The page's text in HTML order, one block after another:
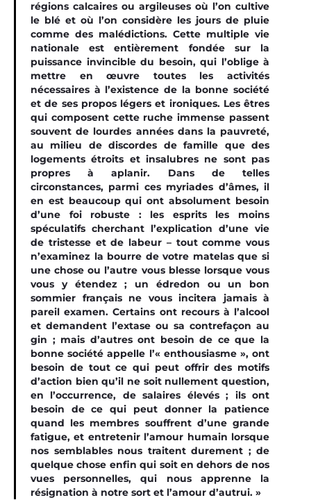
régions calcaires ou argileuses où l’on cultive
le blé et où l’on considère les jours de pluie
comme des malédictions. Cette multiple vie
nationale est entièrement fondée sur la
puissance invincible du besoin, qui l’oblige à
mettre en œuvre toutes les activités
nécessaires à l’existence de la bonne société
et de ses propos légers et ironiques. Les êtres
qui composent cette ruche immense passent
souvent de lourdes années dans la pauvreté,
au milieu de discordes de famille que des
logements étroits et insalubres ne sont pas
propres à aplanir. Dans de telles
circonstances, parmi ces myriades d’âmes, il
en est beaucoup qui ont absolument besoin
d’une foi robuste : les esprits les moins
spéculatifs cherchant l’explication d’une vie
de tristesse et de labeur – tout comme vous
n’examinez la bourre de votre matelas que si
une chose ou l’autre vous blesse lorsque vous
vous y étendez ; un édredon ou un bon
sommier français ne vous incitera jamais à
pareil examen. Certains ont recours à l’alcool
et demandent l’extase ou sa contrefaçon au
gin ; mais d’autres ont besoin de ce que la
bonne société appelle l’« enthousiasme », ont
besoin de tout ce qui peut offrir des motifs
d’action bien qu’il ne soit nullement question,
en l’occurrence, de salaires élevés ; ils ont
besoin de ce qui peut donner la patience
quand les membres souffrent d’une grande
fatigue, et entretenir l’amour humain lorsque
nos semblables nous traitent durement ; de
quelque chose enfin qui soit en dehors de nos
vues personnelles, qui nous apprenne la
résignation à notre sort et l’amour d’autrui. »